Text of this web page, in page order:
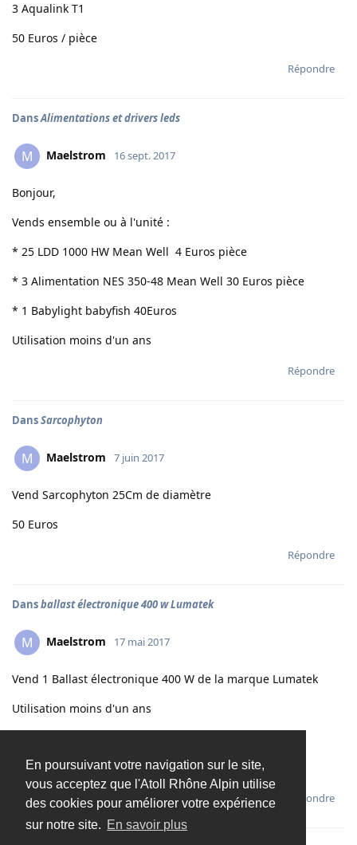
En poursuivant votre navigation sur le site,
vous acceptez que l'Atoll Rhône Alpin utilise
des cookies pour améliorer votre expérience
sur notre site. En savoir plus
3 Aqualink T1
50 Euros / pièce
Répondre
DansAlimentations et drivers leds
M Maelstrom 16 sept. 2017
Bonjour,
Vends ensemble ou à l'unité :
* 25 LDD 1000 HW Mean Well 4 Euros pièce
* 3 Alimentation NES 350-48 Mean Well 30 Euros pièce
* 1 Babylight babyfish 40Euros
Utilisation moins d'un ans
Répondre
DansSarcophyton
M Maelstrom 7 juin 2017
Vend Sarcophyton 25Cm de diamètre
50 Euros
Répondre
Dansballast électronique 400 w Lumatek
M Maelstrom 17 mai 2017
Vend 1 Ballast électronique 400 W de la marque Lumatek
Utilisation moins d'un ans
Envoie possible 10 euros supplémentaire
Répondre